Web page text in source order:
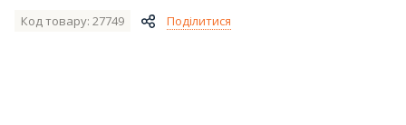
Надіслати
Код товару: 27749 Поділитися